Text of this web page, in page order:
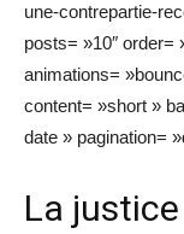
une-contrepartie-
posts= »10″
animations=
content= »short »
date » pagination=
La